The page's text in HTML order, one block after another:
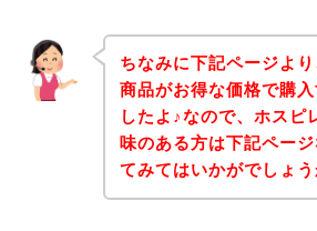
ちなみに下記ページよ
商品がお得な価格で購
したよ♪なので、ホスピ
味のある方は下記ペー
てみてはいかがでしょう